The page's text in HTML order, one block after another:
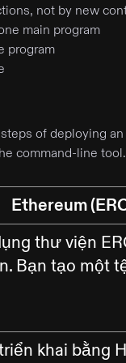
not by new
main program
program
of deploying
command-line
Ethereum
thư viện
Bạn tạo một
khai bằng